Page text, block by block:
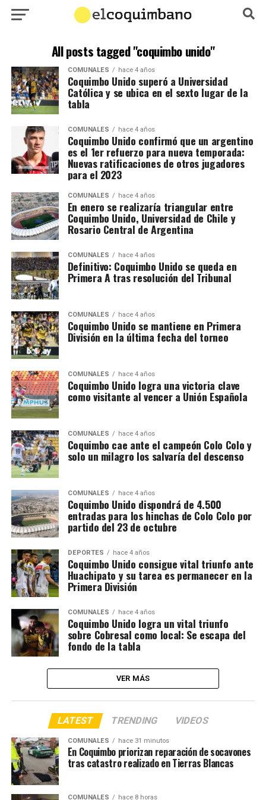
All posts tagged "coquimbo unido"
COMUNALES hace 4 años
Coquimbo Unido superó a Universidad
Católica y se ubica en el sexto lugar de la
tabla
COMUNALES hace 4 años
Coquimbo Unido confirmó que un argentino
es el 1er refuerzo para nueva temporada:
Nuevas ratificaciones de otros jugadores
para el 2023
COMUNALES hace 4 años
En enero se realizaría triangular entre
Coquimbo Unido, Universidad de Chile y
Rosario Central de Argentina
COMUNALES hace 4 años
Definitivo: Coquimbo Unido se queda en
Primera A tras resolución del Tribunal
COMUNALES hace 4 años
Coquimbo Unido se mantiene en Primera
División en la última fecha del torneo
COMUNALES hace 4 años
Coquimbo Unido logra una victoria clave
como visitante al vencer a Unión Española
COMUNALES hace 4 años
Coquimbo cae ante el campeón Colo Colo y
solo un milagro los salvaría del descenso
COMUNALES hace 4 años
Coquimbo Unido dispondrá de 4.500
entradas para los hinchas de Colo Colo por
partido del 23 de octubre
DEPORTES hace 4 años
Coquimbo Unido consigue vital triunfo ante
Huachipato y su tarea es permanecer en la
Primera División
COMUNALES hace 4 años
Coquimbo Unido logra un vital triunfo
sobre Cobresal como local: Se escapa del
fondo de la tabla
VER MÁS
LATEST TRENDING VIDEOS
COMUNALES hace 31 minutos
En Coquimbo priorizan reparación de socavones
tras catastro realizado en Tierras Blancas
COMUNALES hace 8 horas